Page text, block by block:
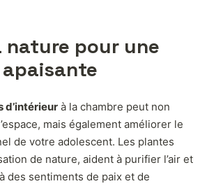
nature pour une
d’intérieur à la chambre peut non
mais également améliorer le
de votre adolescent. Les plantes
de nature, aident à purifier l’air et
des sentiments de paix et de